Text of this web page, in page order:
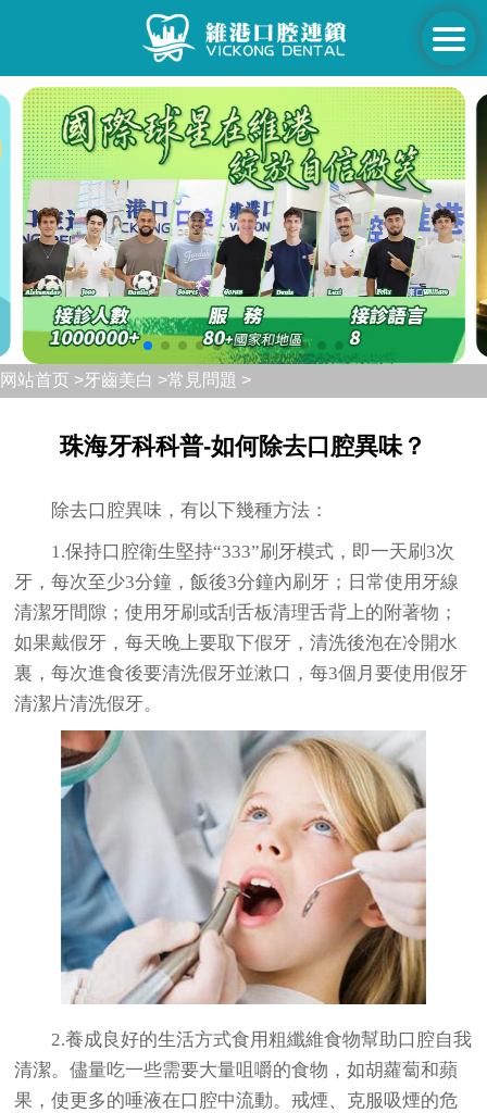
网站首页 >牙齒美白 >常見問題 >
珠海牙科科普-如何除去口腔異味？
除去口腔異味，有以下幾種方法：
1.保持口腔衛生堅持“333”刷牙模式，即一天刷3次
牙，每次至少3分鐘，飯後3分鐘內刷牙；日常使用牙線
清潔牙間隙；使用牙刷或刮舌板清理舌背上的附著物；
如果戴假牙，每天晚上要取下假牙，清洗後泡在冷開水
裏，每次進食後要清洗假牙並漱口，每3個月要使用假牙
清潔片清洗假牙。
2.養成良好的生活方式食用粗纖維食物幫助口腔自我
清潔。儘量吃一些需要大量咀嚼的食物，如胡蘿蔔和蘋
果，使更多的唾液在口腔中流動。戒煙、克服吸煙的危